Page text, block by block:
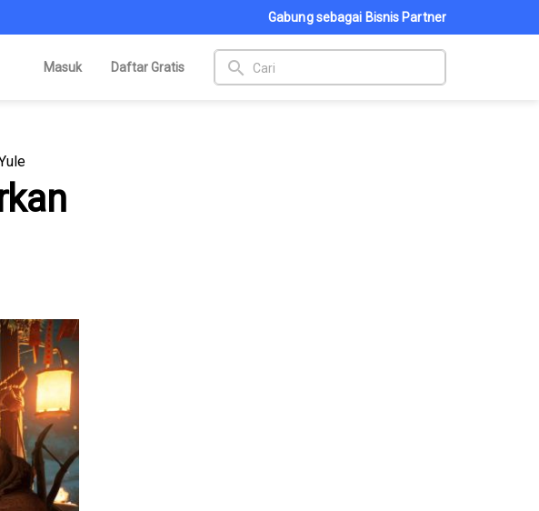
Gabung sebagai Bisnis Partner
Masuk Daftar Gratis search